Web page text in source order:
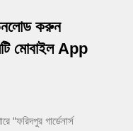
করুন
মোবাইল App
“ফরিদপুর গার্ডেনার্স